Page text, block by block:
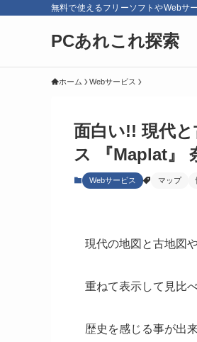
無料で使えるフリーソフトやWebサ
PCあれこれ探索
ホーム Webサービス
面白い!! 現代
ス 『Maplat』
Webサービス マップ
現代の地図と古地図
重ねて表示して見比
歴史を感じる事が出